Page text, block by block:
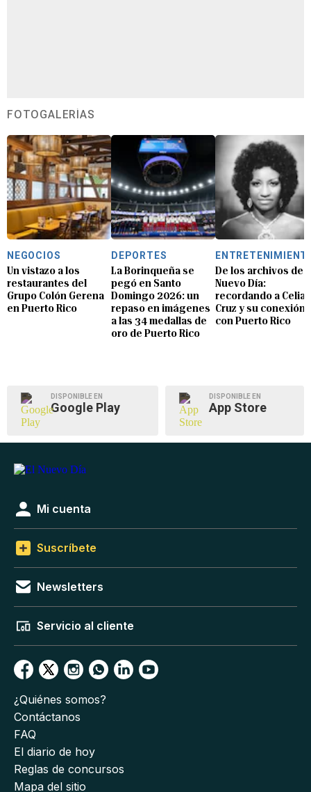
FOTOGALERÍAS
NEGOCIOS
Un vistazo a los
restaurantes del
Grupo Colón Gerena
en Puerto Rico
DEPORTES
La Borinqueña se
pegó en Santo
Domingo 2026: un
repaso en imágenes
a las 34 medallas de
oro de Puerto Rico
De los archivos de
Nuevo Día:
recordando a Celia
Cruz y su conexión
con Puerto Rico
DISPONIBLE EN
Google Play
DISPONIBLE EN
App Store
Mi cuenta
Suscríbete
Newsletters
Servicio al cliente
¿Quiénes somos?
Contáctanos
FAQ
El diario de hoy
Reglas de concursos
Mapa del sitio